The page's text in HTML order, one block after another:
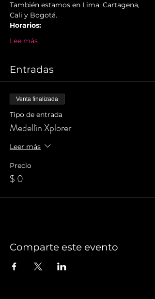
También estamos en Lima, Cartagena,
Cali y Bogotá.
Horarios:
Lee más
Entradas
Venta finalizada
Tipo de entrada
Medellín Xplorer
Leer más
Precio
$ 0
Comparte este evento